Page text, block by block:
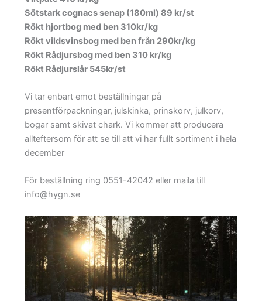
Sötstark cognacs senap (180ml) 89 kr/st
Rökt hjortbog med ben 310kr/kg
Rökt vildsvinsbog med ben från 290kr/kg
Rökt Rådjursbog med ben 310 kr/kg
Rökt Rådjurslår 545kr/st
Vi tar enbart emot beställningar på
presentförpackningar, julskinka, prinskorv, julkorv,
bogar samt skivat chark. Vi kommer att producera
allteftersom för att se till att vi har fullt sortiment i hela
december
För beställning ring 0551-42042 eller maila till
info@hygn.se